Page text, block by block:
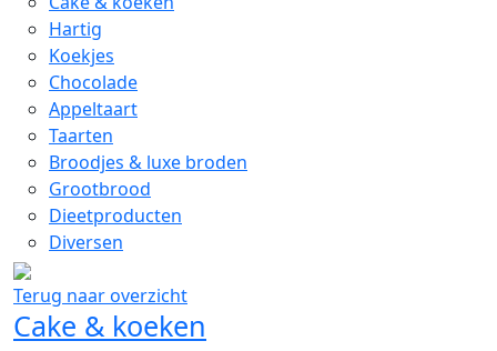
Hartig
Koekjes
Chocolade
Appeltaart
Taarten
Broodjes & luxe broden
Grootbrood
Dieetproducten
Diversen
Terug naar overzicht
Cake & koeken